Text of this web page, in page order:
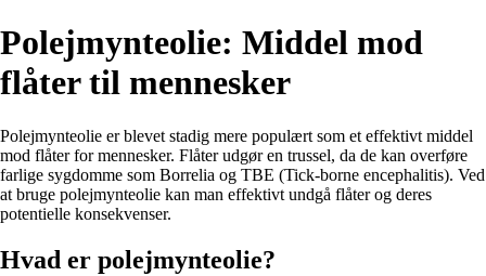
Polejmynteolie: Middel mod
flåter til mennesker
Polejmynteolie er blevet stadig mere populært som et effektivt middel
mod flåter for mennesker. Flåter udgør en trussel, da de kan overføre
farlige sygdomme som Borrelia og TBE (Tick-borne encephalitis). Ved
at bruge polejmynteolie kan man effektivt undgå flåter og deres
potentielle konsekvenser.
Hvad er polejmynteolie?